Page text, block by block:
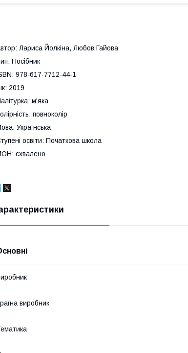
Лариса Йолкіна, Любов Гайова
Посібник
978-617-7712-44-1
2019
м'яка
повноколір
Українська
освіти: Початкова школа
схвалено
виробник